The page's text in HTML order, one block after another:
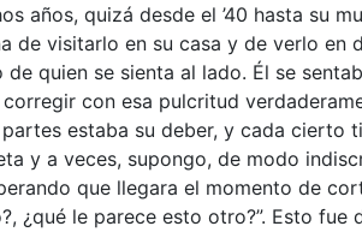
años, quizá desde el ’40 hasta su
de visitarlo en su casa y de verlo en
quien se sienta al lado. Él se
con esa pulcritud
estaba su deber, y cada
y a veces, supongo, de modo
que llegara el momento de
¿qué le parece esto otro?”. Esto